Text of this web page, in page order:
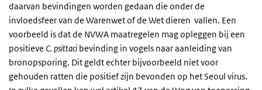
daarvan bevindingen worden gedaan die onder de
invloedsfeer van de Warenwet of de Wet dieren vallen. Een
voorbeeld is dat de NVWA maatregelen mag opleggen bij een
positieve C. psittaci bevinding in vogels naar aanleiding van
bronopsporing. Dit geldt echter bijvoorbeeld niet voor
gehouden ratten die positief zijn bevonden op het Seoul virus.